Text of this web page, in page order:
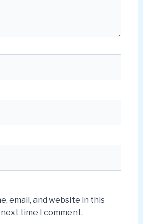
email, and website in this
time I comment.